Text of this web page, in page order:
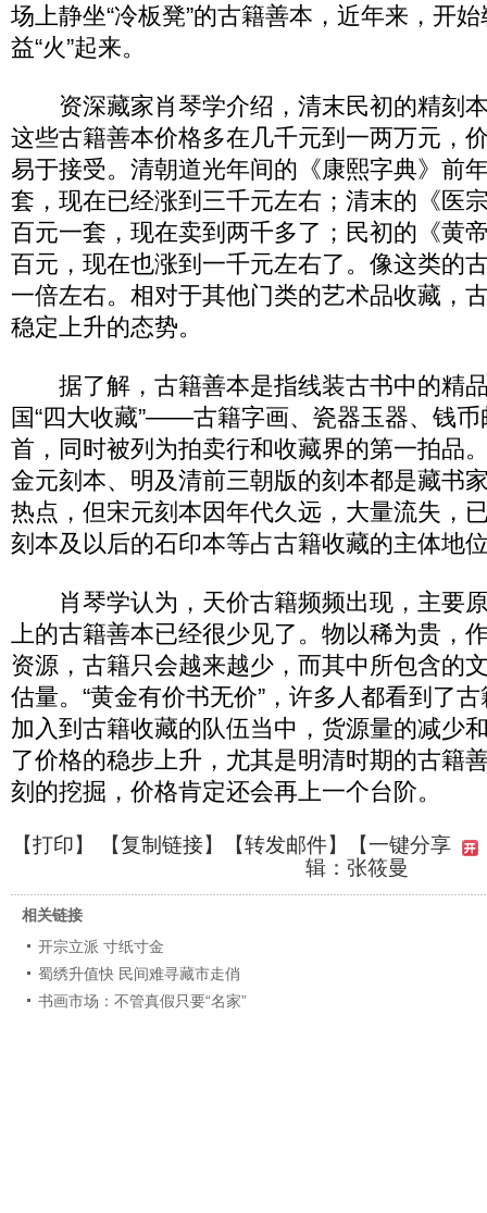
场上静坐“冷板凳”的古籍善本，近年来，开
益“火”起来。
资深藏家肖琴学介绍，清末民初的精刻
这些古籍善本价格多在几千元到一两万元，
易于接受。清朝道光年间的《康熙字典》前
套，现在已经涨到三千元左右；清末的《医
百元一套，现在卖到两千多了；民初的《黄
百元，现在也涨到一千元左右了。像这类的
一倍左右。相对于其他门类的艺术品收藏，
稳定上升的态势。
据了解，古籍善本是指线装古书中的精
国“四大收藏”——古籍字画、瓷器玉器、钱
首，同时被列为拍卖行和收藏界的第一拍品
金元刻本、明及清前三朝版的刻本都是藏书
热点，但宋元刻本因年代久远，大量流失，
刻本及以后的石印本等占古籍收藏的主体地
肖琴学认为，天价古籍频频出现，主要
上的古籍善本已经很少见了。物以稀为贵，
资源，古籍只会越来越少，而其中所包含的
估量。“黄金有价书无价”，许多人都看到了
加入到古籍收藏的队伍当中，货源量的减少
了价格的稳步上升，尤其是明清时期的古籍
刻的挖掘，价格肯定还会再上一个台阶。
【打印】 【复制链接】【转发邮件】
【一键分享
辑：张筱曼
相关链接
开宗立派 寸纸寸金
蜀绣升值快 民间难寻藏市走俏
书画市场：不管真假只要“名家”